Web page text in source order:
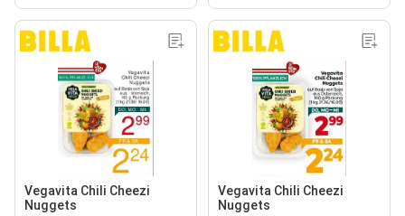
Vegavita Chili Cheezi
Nuggets
Vegavita Chili Cheezi
Nuggets